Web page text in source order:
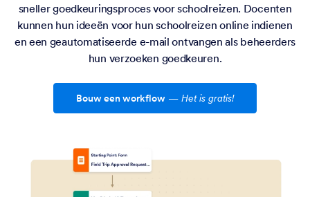
sneller goedkeuringsproces voor schoolreizen. Docenten
kunnen hun ideeën voor hun schoolreizen online indienen
en een geautomatiseerde e-mail ontvangen als beheerders
hun verzoeken goedkeuren.
Bouw een workflow — Het is gratis!